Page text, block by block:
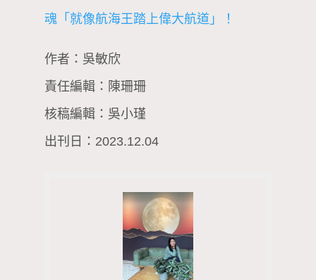
魂「就像航海王踏上偉大航道」！
作者：吳敏欣
責任編輯：陳珊珊
核稿編輯：吳小瑾
出刊日：2023.12.04